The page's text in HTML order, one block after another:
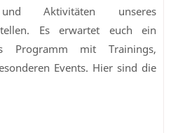
und Aktivitäten unseres
Es erwartet euch ein
Programm mit Trainings,
Events. Hier sind die